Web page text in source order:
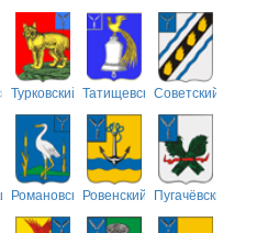
Турковский ТатищевскийСоветский
РомановскийРовенский Пугачёвский